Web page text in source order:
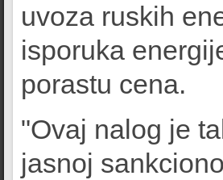
uvoza ruskih
isporuka
porastu cena.
"Ovaj nalog je
jasnoj